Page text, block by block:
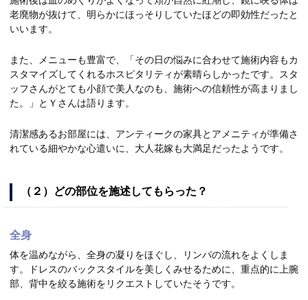
老廃物が抜けて、明らかにほっそりしていたほどの即効性だったと
いいます。
また、メニューも豊富で、「その日の悩みに合わせて施術内容もカ
スタマイズしてくれるホスピタリティが素晴らしかったです。スタ
ッフさんがとても小顔で美人なのも、施術への信頼性が高まりまし
た。」とＹさんは語ります。
清潔感あるお部屋には、アンティークの家具とアメニティが準備さ
れている細やかな心遣いに、大人花嫁も大満足だったようです。
（２）どの部位を施述してもらった？
全身
体を温めながら、全身の凝りをほぐし、リンパの流れをよくしま
す。ドレスのバックスタイルを美しくみせるために、重点的に上腕
部、背中を絞る施術をリクエストしていたそうです。